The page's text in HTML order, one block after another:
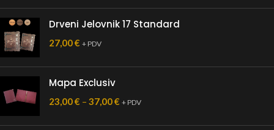
Drveni Jelovnik 17 Standard
27,00€ + PDV
Mapa Exclusiv
23,00€ – 37,00€ + PDV